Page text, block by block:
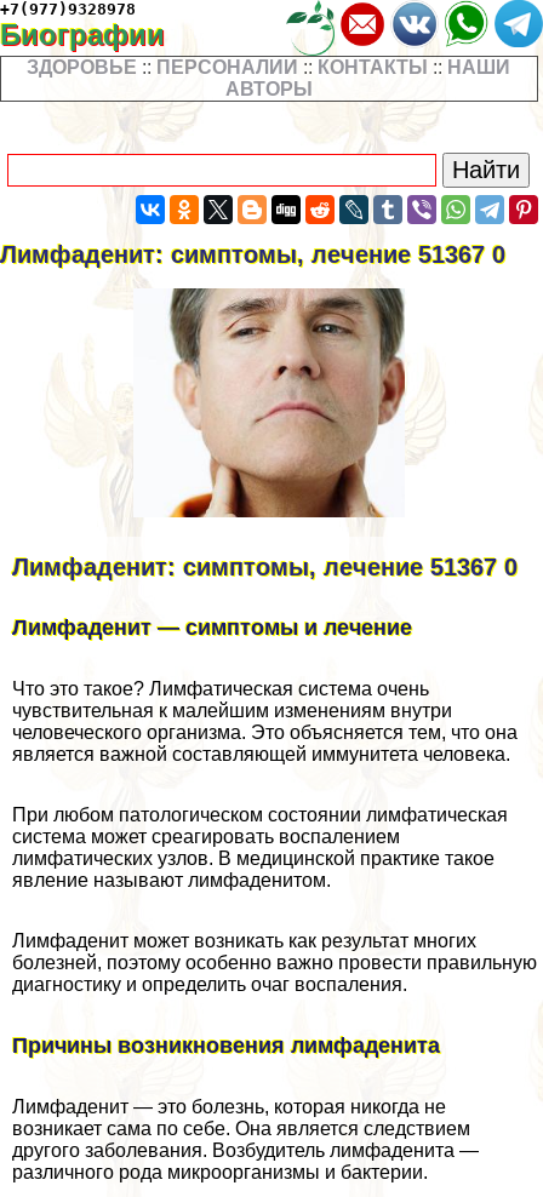
+7(977)9328978
Биографии
ЗДОРОВЬЕ :: ПЕРСОНАЛИИ :: КОНТАКТЫ :: НАШИ
АВТОРЫ
Лимфаденит: симптомы, лечение 51367 0
Лимфаденит: симптомы, лечение 51367 0
Лимфаденит — симптомы и лечение
Что это такое? Лимфатическая система очень
чувствительная к малейшим изменениям внутри
человеческого организма. Это объясняется тем, что она
является важной составляющей иммунитета человека.
При любом патологическом состоянии лимфатическая
система может среагировать воспалением
лимфатических узлов. В медицинской пpaктике такое
явление называют лимфаденитом.
Лимфаденит может возникать как результат многих
болезней, поэтому особенно важно провести правильную
диагностику и определить очаг воспаления.
Причины возникновения лимфаденита
Лимфаденит — это болезнь, которая никогда не
возникает сама по себе. Она является следствием
другого заболевания. Возбудитель лимфаденита —
различного рода микроорганизмы и бактерии.